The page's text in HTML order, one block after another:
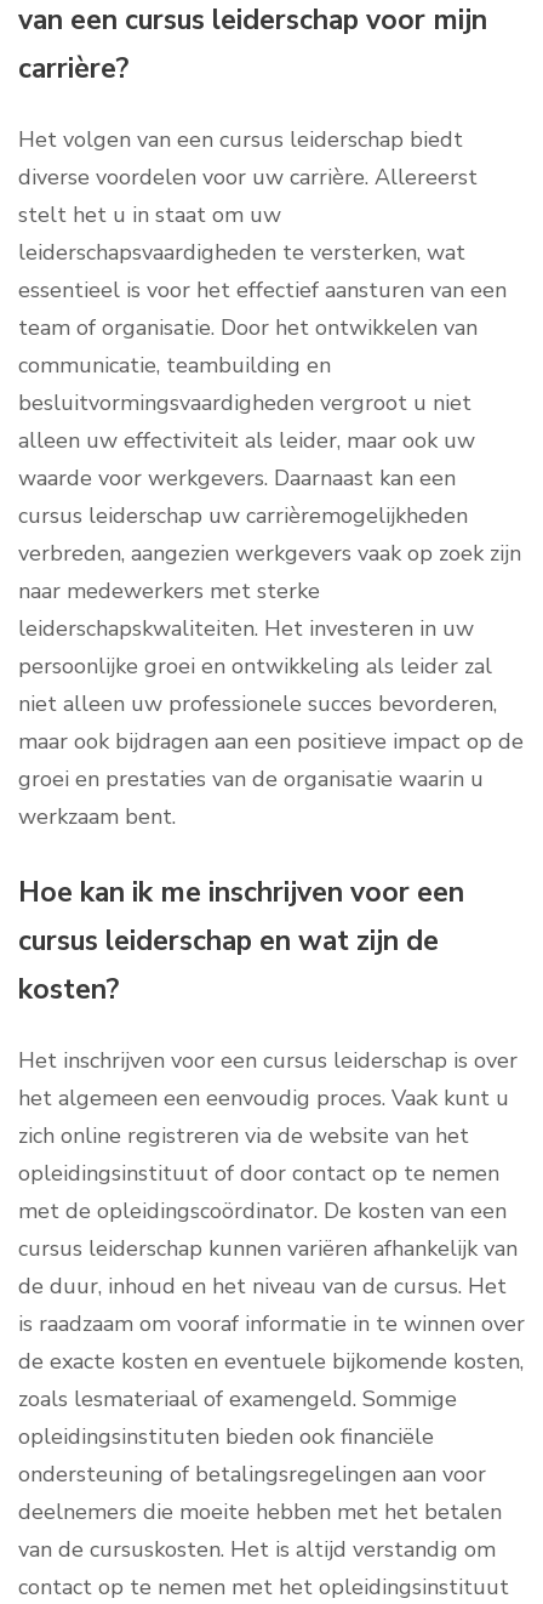
van een cursus leiderschap voor mijn
carrière?
Het volgen van een cursus leiderschap biedt
diverse voordelen voor uw carrière. Allereerst
stelt het u in staat om uw
leiderschapsvaardigheden te versterken, wat
essentieel is voor het effectief aansturen van een
team of organisatie. Door het ontwikkelen van
communicatie, teambuilding en
besluitvormingsvaardigheden vergroot u niet
alleen uw effectiviteit als leider, maar ook uw
waarde voor werkgevers. Daarnaast kan een
cursus leiderschap uw carrièremogelijkheden
verbreden, aangezien werkgevers vaak op zoek zijn
naar medewerkers met sterke
leiderschapskwaliteiten. Het investeren in uw
persoonlijke groei en ontwikkeling als leider zal
niet alleen uw professionele succes bevorderen,
maar ook bijdragen aan een positieve impact op de
groei en prestaties van de organisatie waarin u
werkzaam bent.
Hoe kan ik me inschrijven voor een
cursus leiderschap en wat zijn de
kosten?
Het inschrijven voor een cursus leiderschap is over
het algemeen een eenvoudig proces. Vaak kunt u
zich online registreren via de website van het
opleidingsinstituut of door contact op te nemen
met de opleidingscoördinator. De kosten van een
cursus leiderschap kunnen variëren afhankelijk van
de duur, inhoud en het niveau van de cursus. Het
is raadzaam om vooraf informatie in te winnen over
de exacte kosten en eventuele bijkomende kosten,
zoals lesmateriaal of examengeld. Sommige
opleidingsinstituten bieden ook financiële
ondersteuning of betalingsregelingen aan voor
deelnemers die moeite hebben met het betalen
van de cursuskosten. Het is altijd verstandig om
contact op te nemen met het opleidingsinstituut